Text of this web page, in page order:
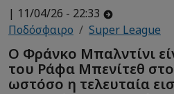
| 11/04/26 - 22:33
Ποδόσφαιρο
Super League
Ο Φράνκο Μπαλντίνι
του Ράφα Μπενίτεθ
ωστόσο η τελευταία